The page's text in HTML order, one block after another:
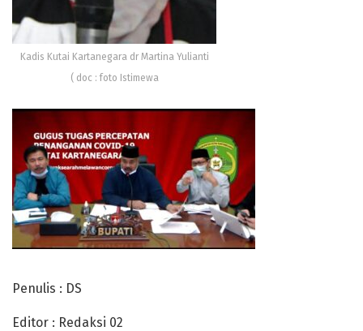
Kadis Kutai Kartanegara dr Martina Yulianti
( doc : foto Istimewa
Penulis : DS
Editor : Redaksi 02